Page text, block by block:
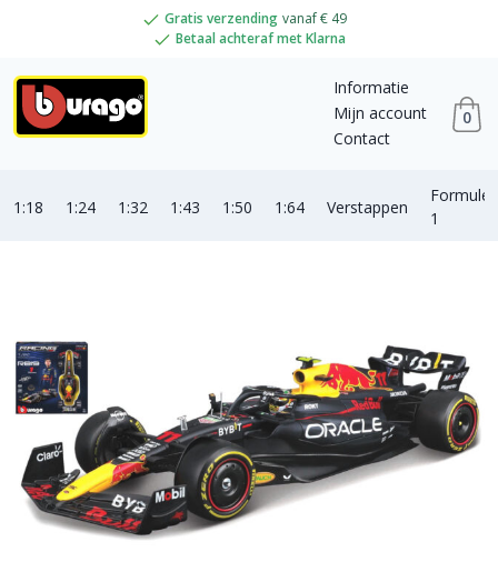
Gratis verzending vanaf € 49
Betaal achteraf met Klarna
Informatie
Mijn account
Contact
0
1:18 1:24 1:32 1:43 1:50 1:64 Verstappen
Formule
1